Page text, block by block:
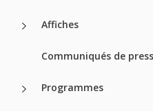
Affiches
Communiqués de
Programmes